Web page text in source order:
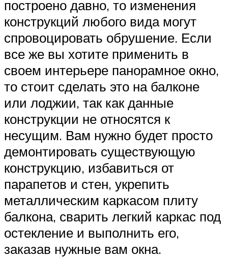
построено давно, то изменения
конструкций любого вида могут
спровоцировать обрушение. Если
все же вы хотите применить в
своем интерьере панорамное окно,
то стоит сделать это на балконе
или лоджии, так как данные
конструкции не относятся к
несущим. Вам нужно будет просто
демонтировать существующую
конструкцию, избавиться от
парапетов и стен, укрепить
металлическим каркасом плиту
балкона, сварить легкий каркас под
остекление и выполнить его,
заказав нужные вам окна.